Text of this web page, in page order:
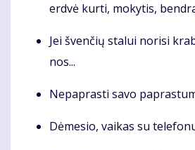
erd­vė kur­ti, mo­ky­tis,
Jei šven­čių sta­lui no­ri­si
nos...
Ne­pa­pras­ti sa­vo
Dė­me­sio, vai­kas su